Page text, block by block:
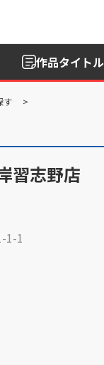
作品タイトル
す
習志野店
1-1